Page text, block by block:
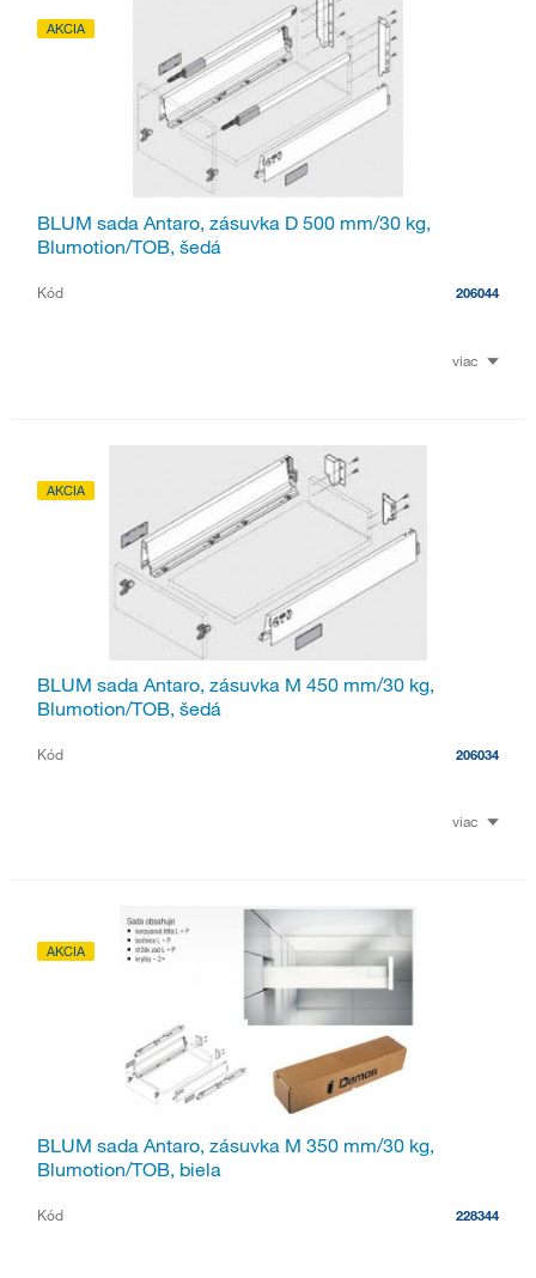
AKCIA
BLUM sada Antaro, zásuvka D 500 mm/30 kg,
Blumotion/TOB, šedá
Kód 206044
viac
AKCIA
BLUM sada Antaro, zásuvka M 450 mm/30 kg,
Blumotion/TOB, šedá
Kód 206034
viac
AKCIA
BLUM sada Antaro, zásuvka M 350 mm/30 kg,
Blumotion/TOB, biela
Kód 228344